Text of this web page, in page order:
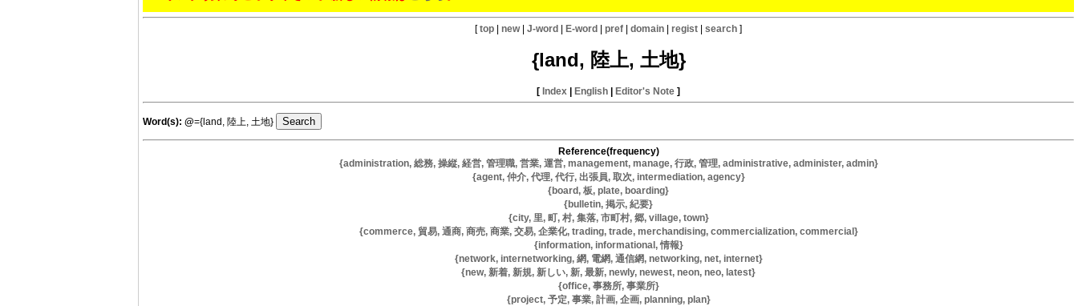
[top | new| J-word | E-word | pref | domain | regist | search ]
{land, 陸上, 土地}
[ Index | English | Editor's Note ]
Word(s): @={land, 陸上, 土地}
Reference(frequency)
{administration, 総務, 操縦, 経営, 管理職, 営業, 運営, management, manage, 行政, 管理, administrative, administer, admin}
{agent, 仲介, 代理, 代行, 出張員, 取次, intermediation, agency}
{board, 板, plate, boarding}
{bulletin, 掲示, 紀要}
{city, 里, 町, 村, 集落, 市町村, 郷, village, town}
{commerce, 貿易, 通商, 商売, 商業, 交易, 企業化, trading, trade, merchandising, commercialization, commercial}
{information, informational, 情報}
{network, internetworking, 網, 電網, 通信網, networking, net, internet}
{new, 新着, 新規, 新しい, 新, 最新, newly, newest, neon, neo, latest}
{office, 事務所, 事業所}
{project, 予定, 事業, 計画, 企画, planning, plan}